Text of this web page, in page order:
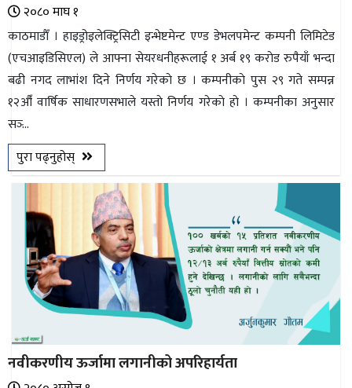
२०८० माघ १
काठमाडाैँ । हाइड्रोइलेक्ट्रिसिटी इन्भेष्टमेन्ट एण्ड डेभलपमेन्ट कम्पनी लिमिटेड
(एचआइडिसिएल) ले आफ्ना सेयरधनीहरूलाई १ अर्ब १९ कराेड रुपैयाँ भन्दा
बढी नगद लाभांश दिने निर्णय गरेकाे छ । कम्पनीकाे पुस २९ गते सम्पन्न
१२औँ वार्षिक साधारणसभाले यस्ताे निर्णय गरेकाे हाे । कम्पनीका अनुसार
सञ्‍...
पुरा पढ्नुहोस्
नवीकरणीय ऊर्जामा लगानीको अपरिहार्यता